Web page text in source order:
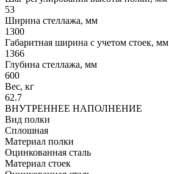
53
Ширина стеллажа, мм
1300
Габаритная ширина с учетом стоек, мм
1366
Глубина стеллажа, мм
600
Вес, кг
62.7
ВНУТРЕННЕЕ НАПОЛНЕНИЕ
Вид полки
Сплошная
Материал полки
Оцинкованная сталь
Материал стоек